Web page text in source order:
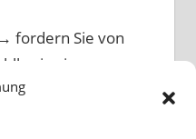
→ fordern Sie von
eine
Politikern direkt